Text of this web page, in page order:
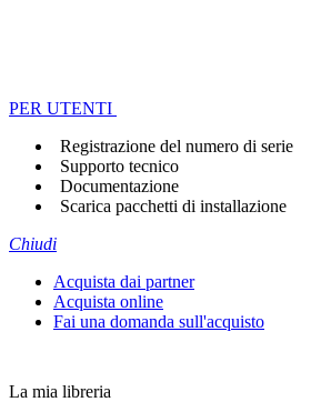
PER UTENTI
Registrazione del numero di serie
Supporto tecnico
Documentazione
Scarica pacchetti di installazione
Chiudi
Acquista dai partner
Acquista online
Fai una domanda sull'acquisto
La mia libreria